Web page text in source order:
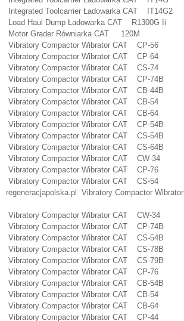
Integrated Toolcarrier Ładowarka CAT IT14G2
Load Haul Dump Ładowarka CAT R1300G Ii
Motor Grader Równiarka CAT 120M
Vibratory Compactor Wibrator CAT CP-56
Vibratory Compactor Wibrator CAT CP-64
Vibratory Compactor Wibrator CAT CS-74
Vibratory Compactor Wibrator CAT CP-74B
Vibratory Compactor Wibrator CAT CB-44B
Vibratory Compactor Wibrator CAT CB-54
Vibratory Compactor Wibrator CAT CB-64
Vibratory Compactor Wibrator CAT CP-54B
Vibratory Compactor Wibrator CAT CS-54B
Vibratory Compactor Wibrator CAT CS-64B
Vibratory Compactor Wibrator CAT CW-34
Vibratory Compactor Wibrator CAT CP-76
Vibratory Compactor Wibrator CAT CS-54
Vibratory Compactor Wibrator
Vibratory Compactor Wibrator CAT CW-34
Vibratory Compactor Wibrator CAT CP-74B
Vibratory Compactor Wibrator CAT CS-54B
Vibratory Compactor Wibrator CAT CS-78B
Vibratory Compactor Wibrator CAT CS-79B
Vibratory Compactor Wibrator CAT CP-76
Vibratory Compactor Wibrator CAT CB-54B
Vibratory Compactor Wibrator CAT CB-54
Vibratory Compactor Wibrator CAT CB-64
Vibratory Compactor Wibrator CAT CP-44